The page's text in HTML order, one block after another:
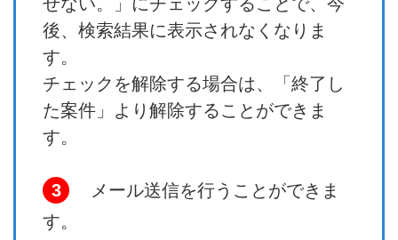
後、検索結果に表示されなくなりま
す。
チェックを解除する場合は、「終了し
た案件」より解除することができま
す。
3
メール送信を行うことができま
す。